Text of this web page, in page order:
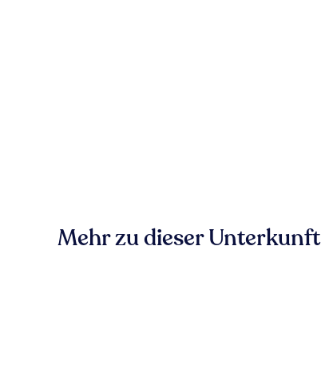
Mehr zu dieser Unterkunft